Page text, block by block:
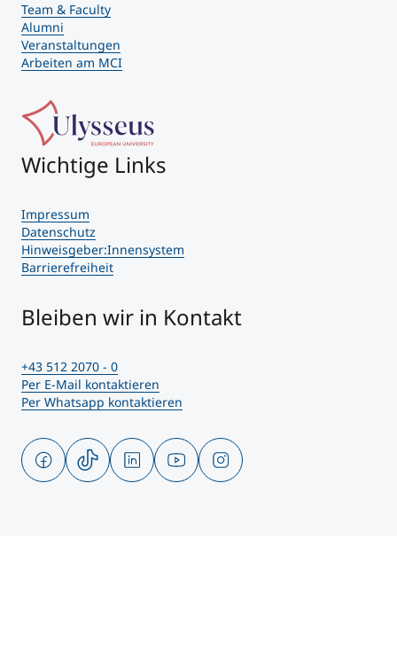
Team & Faculty
Alumni
Veranstaltungen
Arbeiten am MCI
Wichtige Links
Impressum
Datenschutz
Hinweisgeber:Innensystem
Barrierefreiheit
Bleiben wir in Kontakt
+43 512 2070 - 0
Per E-Mail kontaktieren
Per Whatsapp kontaktieren